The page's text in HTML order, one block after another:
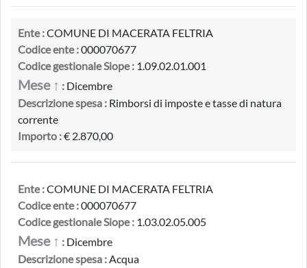
Ente :COMUNE DI MACERATA FELTRIA
Codice ente :000070677
Codice gestionale Siope : 1.09.02.01.001
Mese ↑ : Dicembre
Descrizione spesa : Rimborsi di imposte e tasse di natura
corrente
Importo :€ 2.870,00
Ente :COMUNE DI MACERATA FELTRIA
Codice ente :000070677
Codice gestionale Siope : 1.03.02.05.005
Mese ↑ : Dicembre
Descrizione spesa :Acqua